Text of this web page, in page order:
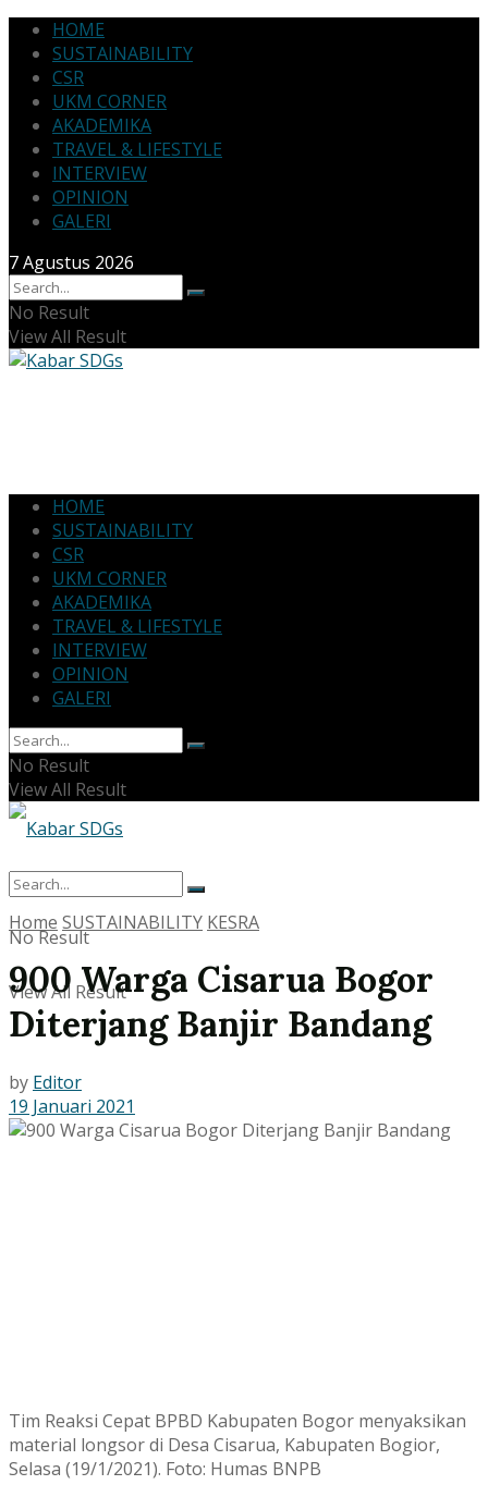
HOME
SUSTAINABILITY
CSR
UKM CORNER
AKADEMIKA
TRAVEL & LIFESTYLE
INTERVIEW
OPINION
GALERI
7 Agustus 2026
No Result
View All Result
HOME
SUSTAINABILITY
CSR
UKM CORNER
AKADEMIKA
TRAVEL & LIFESTYLE
INTERVIEW
OPINION
GALERI
No Result
View All Result
No Result
View All Result
Home SUSTAINABILITY KESRA
900 Warga Cisarua Bogor
Diterjang Banjir Bandang
by Editor
19 Januari 2021
Tim Reaksi Cepat BPBD Kabupaten Bogor menyaksikan
material longsor di Desa Cisarua, Kabupaten Bogior,
Selasa (19/1/2021). Foto: Humas BNPB